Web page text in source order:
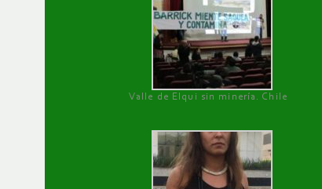
Valle de Elqui sin minería. Chile